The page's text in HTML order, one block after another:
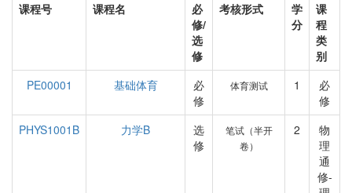
课程号 课程名
必
修/
选
修
考核形式
学
分
课
程
类
别
PE00001
基础体育
必
修
体育测试 1
必
修
PHYS1001B
力学B
选
修
笔试（半开
卷）
2
物
理
通
修-